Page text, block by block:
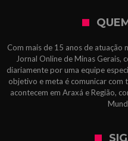
Com mais de 15 anos de atuação
Jornal Online de Minas Gerais,
diariamente por uma equipe
objetivo e meta é comunicar com
acontecem em Araxá e Região,